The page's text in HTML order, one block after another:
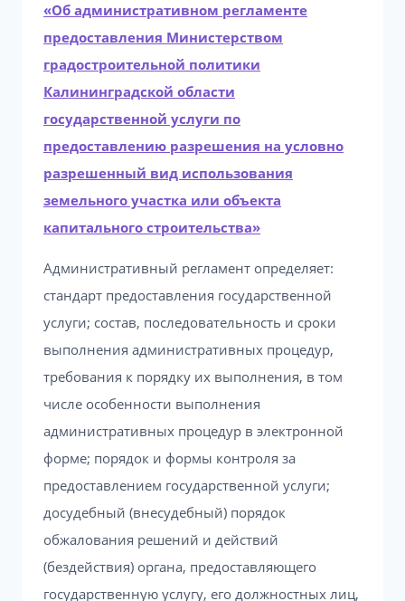
«Об административном регламенте
предоставления Министерством
градостроительной политики
Калининградской области
государственной услуги по
предоставлению разрешения на условно
разрешенный вид использования
земельного участка или объекта
капитального строительства»
Административный регламент определяет:
стандарт предоставления государственной
услуги; состав, последовательность и сроки
выполнения административных процедур,
требования к порядку их выполнения, в том
числе особенности выполнения
административных процедур в электронной
форме; порядок и формы контроля за
предоставлением государственной услуги;
досудебный (внесудебный) порядок
обжалования решений и действий
(бездействия) органа, предоставляющего
государственную услугу, его должностных лиц,